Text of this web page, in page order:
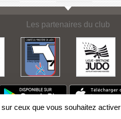
Les partenaires du club
ceux que vous souhaitez activer